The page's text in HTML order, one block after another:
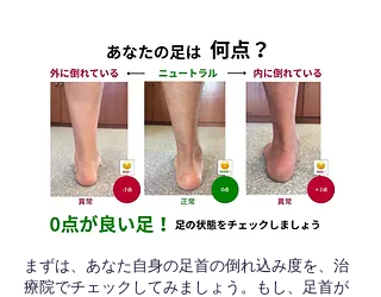
​まずは、あなた自身の足首の倒れ込み度を、治
療院でチェックしてみましょう。もし、足首が